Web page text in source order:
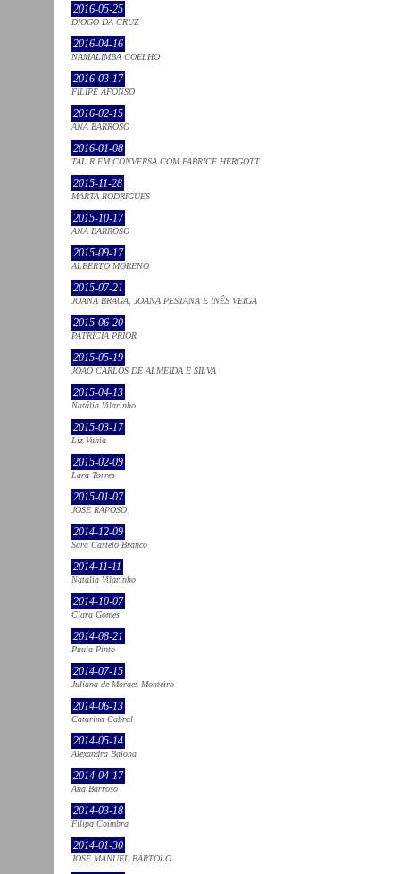
2016-05-25
DIOGO DA CRUZ
2016-04-16
NAMALIMBA COELHO
2016-03-17
FILIPE AFONSO
2016-02-15
ANA BARROSO
2016-01-08
TAL R EM CONVERSA COM FABRICE HERGOTT
2015-11-28
MARTA RODRIGUES
2015-10-17
ANA BARROSO
2015-09-17
ALBERTO MORENO
2015-07-21
JOANA BRAGA, JOANA PESTANA E INÊS VEIGA
2015-06-20
PATRÍCIA PRIOR
2015-05-19
JOÃO CARLOS DE ALMEIDA E SILVA
2015-04-13
Natália Vilarinho
2015-03-17
Liz Vahia
2015-02-09
Lara Torres
2015-01-07
JOSÉ RAPOSO
2014-12-09
Sara Castelo Branco
2014-11-11
Natália Vilarinho
2014-10-07
Clara Gomes
2014-08-21
Paula Pinto
2014-07-15
Juliana de Moraes Monteiro
2014-06-13
Catarina Cabral
2014-05-14
Alexandra Balona
2014-04-17
Ana Barroso
2014-03-18
Filipa Coimbra
2014-01-30
JOSÉ MANUEL BÁRTOLO